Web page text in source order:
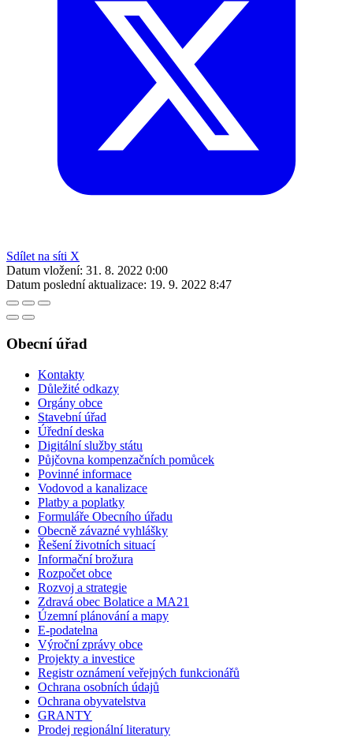
Sdílet na síti X
Datum vložení: 31. 8. 2022 0:00
Datum poslední aktualizace: 19. 9. 2022 8:47
Obecní úřad
Kontakty
Důležité odkazy
Orgány obce
Stavební úřad
Úřední deska
Digitální služby státu
Půjčovna kompenzačních pomůcek
Povinné informace
Vodovod a kanalizace
Platby a poplatky
Formuláře Obecního úřadu
Obecně závazné vyhlášky
Řešení životních situací
Informační brožura
Rozpočet obce
Rozvoj a strategie
Zdravá obec Bolatice a MA21
Územní plánování a mapy
E-podatelna
Výroční zprávy obce
Projekty a investice
Registr oznámení veřejných funkcionářů
Ochrana osobních údajů
Ochrana obyvatelstva
GRANTY
Prodej regionální literatury